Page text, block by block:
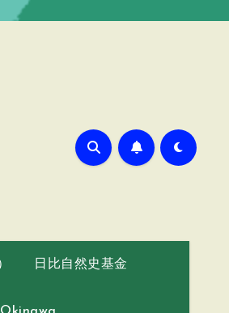
日比自然史基金